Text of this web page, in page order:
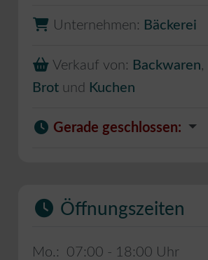
Unternehmen: Bäckerei
Verkauf von: Backwaren,
Brot und Kuchen
Gerade geschlossen:
Öffnungszeiten
Mo.: 07:00 - 18:00